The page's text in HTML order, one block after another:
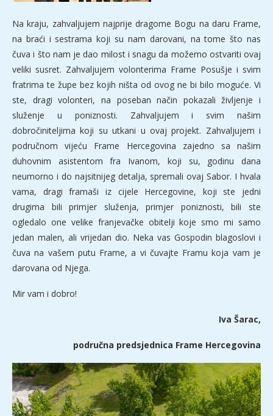
Na kraju, zahvaljujem najprije dragome Bogu na daru Frame,
na braći i sestrama koji su nam darovani, na tome što nas
čuva i što nam je dao milost i snagu da možemo ostvariti ovaj
veliki susret. Zahvaljujem volonterima Frame Posušje i svim
fratrima te župe bez kojih ništa od ovog ne bi bilo moguće. Vi
ste, dragi volonteri, na poseban način pokazali življenje i
služenje u poniznosti. Zahvaljujem i svim našim
dobročiniteljima koji su utkani u ovaj projekt. Zahvaljujem i
područnom vijeću Frame Hercegovina zajedno sa našim
duhovnim asistentom fra Ivanom, koji su, godinu dana
neumorno i do najsitnijeg detalja, spremali ovaj Sabor. I hvala
vama, dragi framaši iz cijele Hercegovine, koji ste jedni
drugima bili primjer služenja, primjer poniznosti, bili ste
ogledalo one velike franjevačke obitelji koje smo mi samo
jedan malen, ali vrijedan dio. Neka vas Gospodin blagoslovi i
čuva na vašem putu Frame, a vi čuvajte Framu koja vam je
darovana od Njega.
Mir vam i dobro!
Iva Šarac,
područna predsjednica Frame Hercegovina